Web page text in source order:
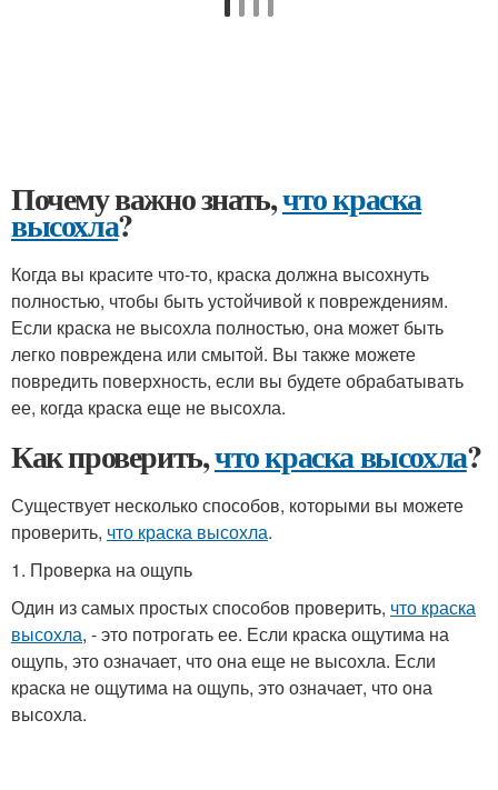
Почему важно знать,что краска
высохла?
Когда вы красите что-то, краска должна высохнуть
полностью, чтобы быть устойчивой к повреждениям.
Если краска не высохла полностью, она может быть
легко повреждена или смытой. Вы также можете
повредить поверхность, если вы будете обрабатывать
ее, когда краска еще не высохла.
Как проверить,что краска высохла?
Существует несколько способов, которыми вы можете
проверить, что краска высохла.
1. Проверка на ощупь
Один из самых простых способов проверить, что краска
высохла, - это потрогать ее. Если краска ощутима на
ощупь, это означает, что она еще не высохла. Если
краска не ощутима на ощупь, это означает, что она
высохла.